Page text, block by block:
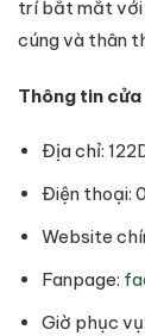
trí bắt mắt với
cúng và thân
Thông tin cửa
Địa chỉ:
Điện thoại:
Website
Fanpage:
Giờ phục